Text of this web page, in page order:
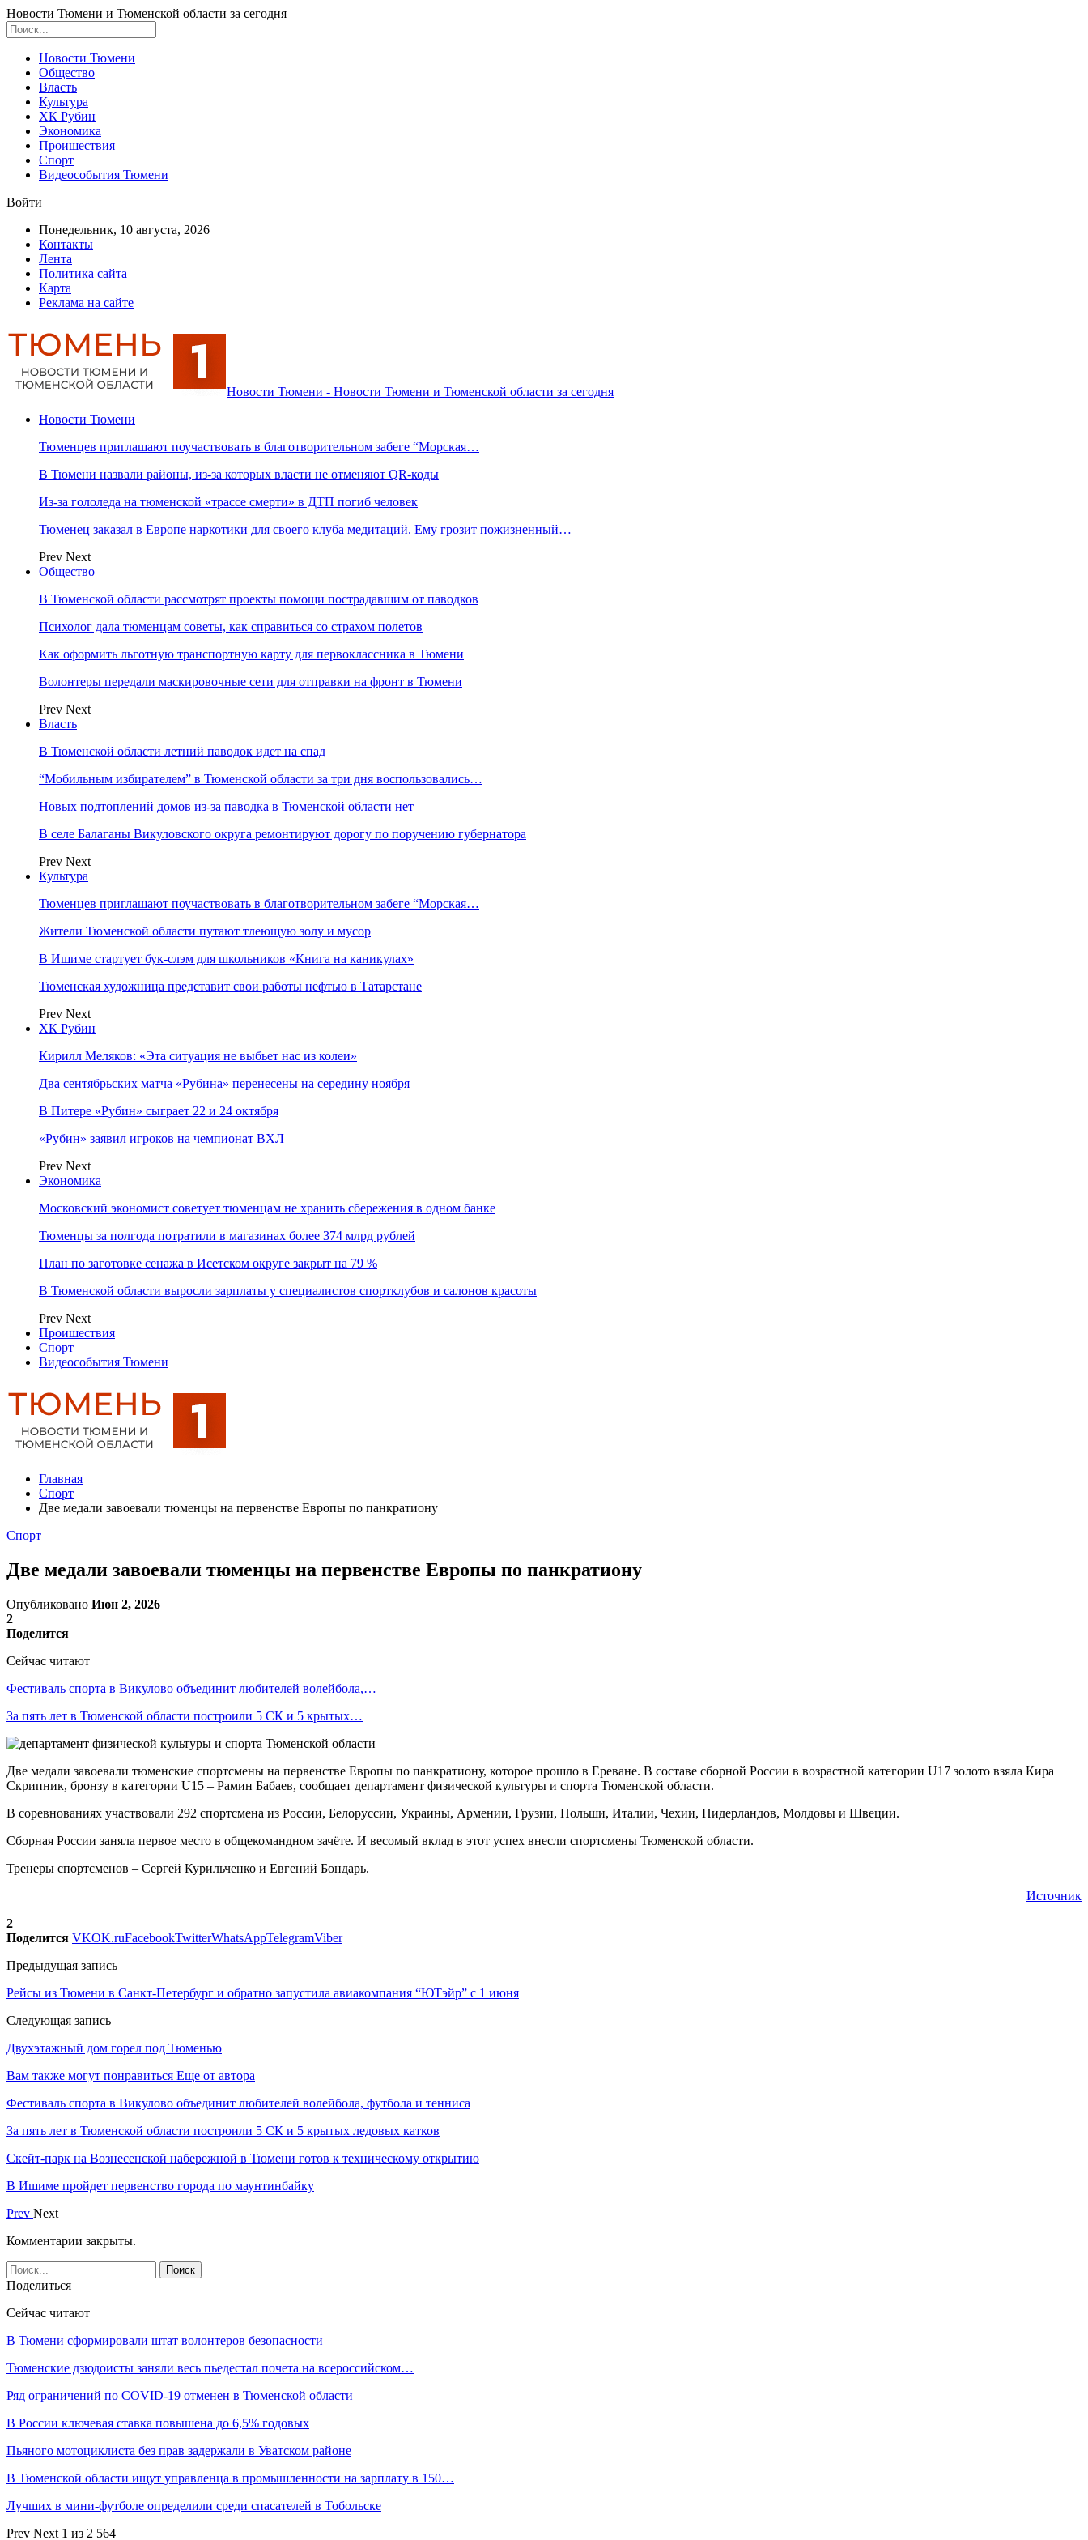
Новости Тюмени и Тюменской области за сегодня
Новости Тюмени
Общество
Власть
Культура
ХК Рубин
Экономика
Проишествия
Спорт
Видеособытия Тюмени
Войти
Понедельник, 10 августа, 2026
Контакты
Лента
Политика сайта
Карта
Реклама на сайте
Новости Тюмени - Новости Тюмени и Тюменской области за сегодня
Новости Тюмени
Тюменцев приглашают поучаствовать в благотворительном забеге “Морская…
В Тюмени назвали районы, из-за которых власти не отменяют QR-коды
Из-за гололеда на тюменской «трассе смерти» в ДТП погиб человек
Тюменец заказал в Европе наркотики для своего клуба медитаций. Ему грозит пожизненный…
Prev Next
Общество
В Тюменской области рассмотрят проекты помощи пострадавшим от паводков
Психолог дала тюменцам советы, как справиться со страхом полетов
Как оформить льготную транспортную карту для первоклассника в Тюмени
Волонтеры передали маскировочные сети для отправки на фронт в Тюмени
Prev Next
Власть
В Тюменской области летний паводок идет на спад
“Мобильным избирателем” в Тюменской области за три дня воспользовались…
Новых подтоплений домов из-за паводка в Тюменской области нет
В селе Балаганы Викуловского округа ремонтируют дорогу по поручению губернатора
Prev Next
Культура
Тюменцев приглашают поучаствовать в благотворительном забеге “Морская…
Жители Тюменской области путают тлеющую золу и мусор
В Ишиме стартует бук-слэм для школьников «Книга на каникулах»
Тюменская художница представит свои работы нефтью в Татарстане
Prev Next
ХК Рубин
Кирилл Меляков: «Эта ситуация не выбьет нас из колеи»
Два сентябрьских матча «Рубина» перенесены на середину ноября
В Питере «Рубин» сыграет 22 и 24 октября
«Рубин» заявил игроков на чемпионат ВХЛ
Prev Next
Экономика
Московский экономист советует тюменцам не хранить сбережения в одном банке
Тюменцы за полгода потратили в магазинах более 374 млрд рублей
План по заготовке сенажа в Исетском округе закрыт на 79 %
В Тюменской области выросли зарплаты у специалистов спортклубов и салонов красоты
Prev Next
Проишествия
Спорт
Видеособытия Тюмени
Главная
Спорт
Две медали завоевали тюменцы на первенстве Европы по панкратиону
Спорт
Две медали завоевали тюменцы на первенстве Европы по панкратиону
Опубликовано Июн 2, 2026
2
Поделится
Сейчас читают
Фестиваль спорта в Викулово объединит любителей волейбола,…
За пять лет в Тюменской области построили 5 СК и 5 крытых…
Две медали завоевали тюменские спортсмены на первенстве Европы по панкратиону, которое прошло в Ереване. В составе сборной России в возрастной категории U17 золото взяла Кира
Скрипник, бронзу в категории U15 – Рамин Бабаев, сообщает департамент физической культуры и спорта Тюменской области.
В соревнованиях участвовали 292 спортсмена из России, Белоруссии, Украины, Армении, Грузии, Польши, Италии, Чехии, Нидерландов, Молдовы и Швеции.
Сборная России заняла первое место в общекомандном зачёте. И весомый вклад в этот успех внесли спортсмены Тюменской области.
Тренеры спортсменов – Сергей Курильченко и Евгений Бондарь.
Источник
2
Поделится VKOK.ruFacebookTwitterWhatsAppTelegramViber
Предыдущая запись
Рейсы из Тюмени в Санкт-Петербург и обратно запустила авиакомпания “ЮТэйр” с 1 июня
Следующая запись
Двухэтажный дом горел под Тюменью
Вам также могут понравиться Еще от автора
Фестиваль спорта в Викулово объединит любителей волейбола, футбола и тенниса
За пять лет в Тюменской области построили 5 СК и 5 крытых ледовых катков
Скейт-парк на Вознесенской набережной в Тюмени готов к техническому открытию
В Ишиме пройдет первенство города по маунтинбайку
Prev Next
Комментарии закрыты.
Поделиться
Сейчас читают
В Тюмени сформировали штат волонтеров безопасности
Тюменские дзюдоисты заняли весь пьедестал почета на всероссийском…
Ряд ограничений по COVID-19 отменен в Тюменской области
В России ключевая ставка повышена до 6,5% годовых
Пьяного мотоциклиста без прав задержали в Уватском районе
В Тюменской области ищут управленца в промышленности на зарплату в 150…
Лучших в мини-футболе определили среди спасателей в Тобольске
Prev Next 1 из 2 564